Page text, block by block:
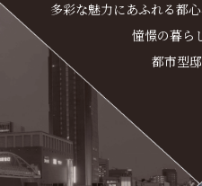
多彩な魅力にあふれる都
憧憬の暮ら
都市型邸